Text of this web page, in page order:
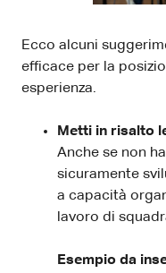
Ecco alcuni
efficace per la
esperienza.
Metti in risalto
Anche se non
sicuramente
a capacità
lavoro di
Esempio da